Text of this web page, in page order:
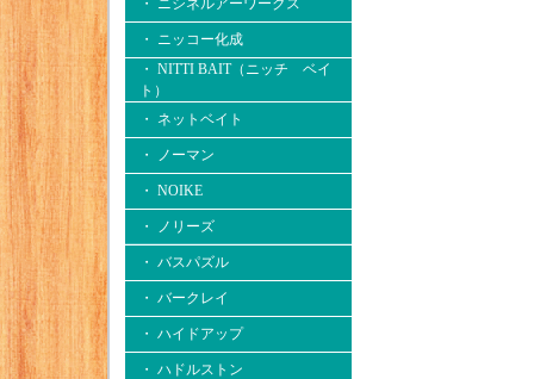
・ ニシネルアーワークス
・ ニッコー化成
・ NITTI BAIT（ニッチ ベイ
ト）
・ ネットベイト
・ ノーマン
・ NOIKE
・ ノリーズ
・ バスパズル
・ バークレイ
・ ハイドアップ
・ ハドルストン